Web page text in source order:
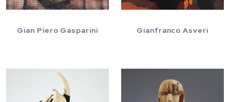
Gian Piero Gasparini Gianfranco Asveri